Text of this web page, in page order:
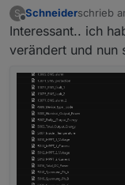
S
Offline
Schneiderschrieb
zuletzt
Interessant.. ich
verändert und nun